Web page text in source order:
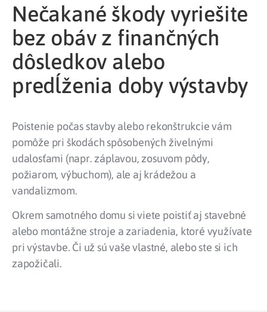
Nečakané škody vyriešite
bez obáv z finančných
dôsledkov alebo
predĺženia doby výstavby
Poistenie počas stavby alebo rekonštrukcie vám
pomôže pri škodách spôsobených živelnými
udalosťami (napr. záplavou, zosuvom pôdy,
požiarom, výbuchom), ale aj krádežou a
vandalizmom.
Okrem samotného domu si viete poistiť aj stavebné
alebo montážne stroje a zariadenia, ktoré využívate
pri výstavbe. Či už sú vaše vlastné, alebo ste si ich
zapožičali.